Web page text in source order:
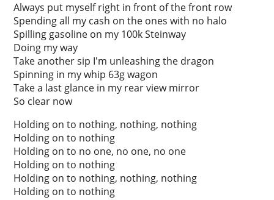
Always put myself right in front of the front row
Spending all my cash on the ones with no halo
Spilling gasoline on my 100k Steinway
Doing my way
Take another sip I'm unleashing the dragon
Spinning in my whip 63g wagon
Take a last glance in my rear view mirror
So clear now
Holding on to nothing, nothing, nothing
Holding on to nothing
Holding on to no one, no one, no one
Holding on to nothing
Holding on to nothing, nothing, nothing
Holding on to nothing